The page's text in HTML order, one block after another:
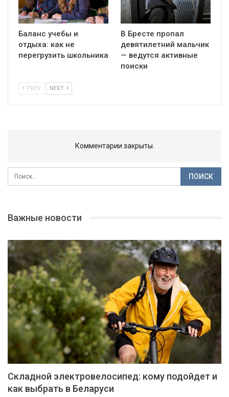
Баланс учебы и
отдыха: как не
перегрузить школьника
В Бресте пропал
девятилетний мальчик
— ведутся активные
поиски
PREV NEXT
Комментарии закрыты.
Важные новости
Складной электровелосипед: кому подойдет и
как выбрать в Беларуси